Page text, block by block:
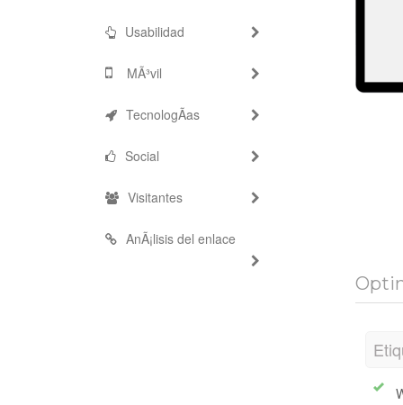
Usabilidad
MÃ³vil
TecnologÃ­as
Social
Visitantes
AnÃ¡lisis del enlace